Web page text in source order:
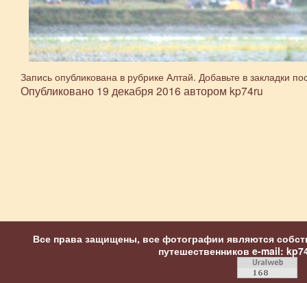
Запись опубликована в рубрике Алтай. Добавьте в закладки
Опубликовано 19 декабря 2016 автором kp74ru
Все права защищены, все фотографии являются
путешественников e-mail: